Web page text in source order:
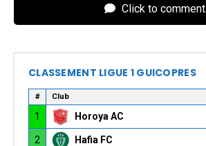
Click to comment
CLASSEMENT LIGUE 1 GUICOPRES
# Club
1 Horoya AC
2 Hafia FC